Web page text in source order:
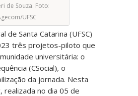
de Souza. Foto:
UFSC
de Santa Catarina (UFSC)
três projetos-piloto que
universitária: o
(CSocial), o
da jornada. Nesta
realizada no dia 05 de